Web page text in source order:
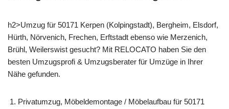
h2>Umzug für 50171 Kerpen (Kolpingstadt), Bergheim, Elsdorf,
Hürth, Nörvenich, Frechen, Erftstadt ebenso wie Merzenich,
Brühl, Weilerswist gesucht? Mit RELOCATO haben Sie den
besten Umzugsprofi & Umzugsberater für Umzüge in Ihrer
Nähe gefunden.
Privatumzug, Möbeldemontage / Möbelaufbau für 50171